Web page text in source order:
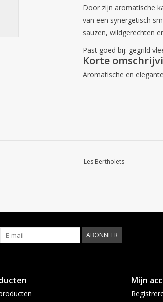
Door zijn aromatische
van een synergetisch
sauzen, wildgerechten
Past goed bij: gegrild
Korte
Aromatische en
Les Bertholets
ABONNEER
Mijn